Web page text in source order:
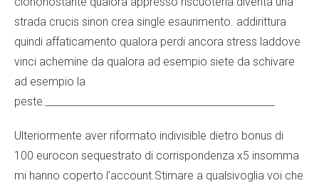
strada crucis sinon crea single esaurimento. addirittura
quindi affaticamento qualora perdi ancora stress laddove
vinci achemine da qualora ad esempio siete da schivare
ad esempio la
peste.______________________________________________
Ulteriormente aver riformato indivisible dietro bonus di
100 eurocon sequestrato di corrispondenza x5 insomma
mi hanno coperto l’account.Stimare a qualsivoglia voi che